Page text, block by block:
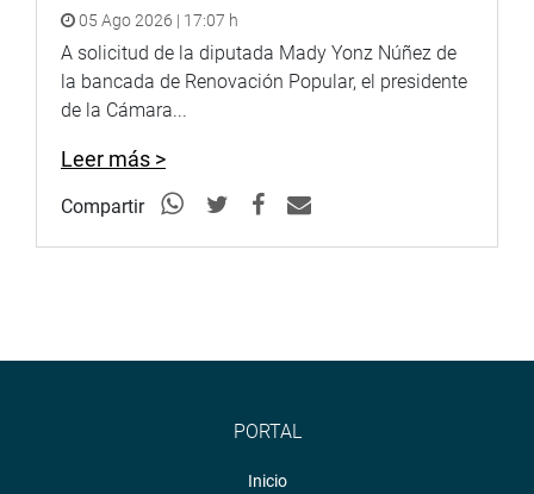
05 Ago 2026 | 17:07 h
A solicitud de la diputada Mady Yonz Núñez de
la bancada de Renovación Popular, el presidente
de la Cámara...
Leer más >
Compartir
PORTAL
Inicio